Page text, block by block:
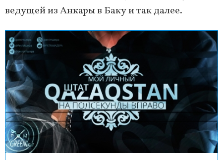
ведущей из Анкары в Баку и так далее.